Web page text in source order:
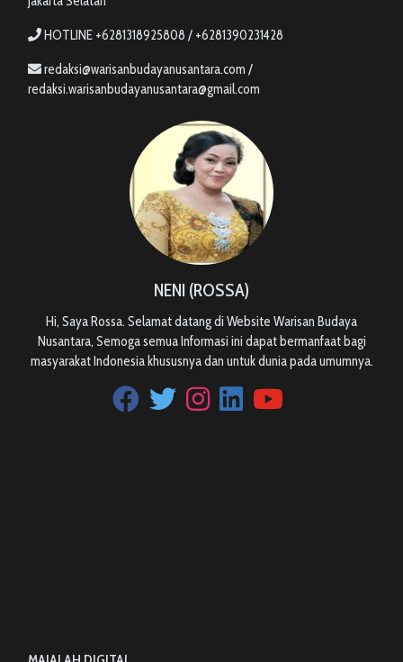
HOTLINE +6281318925808 / +6281390231428
redaksi@warisanbudayanusantara.com /
redaksi.warisanbudayanusantara@gmail.com
NENI (ROSSA)
Hi, Saya Rossa. Selamat datang di Website Warisan Budaya
Nusantara, Semoga semua Informasi ini dapat bermanfaat bagi
masyarakat Indonesia khususnya dan untuk dunia pada umumnya.